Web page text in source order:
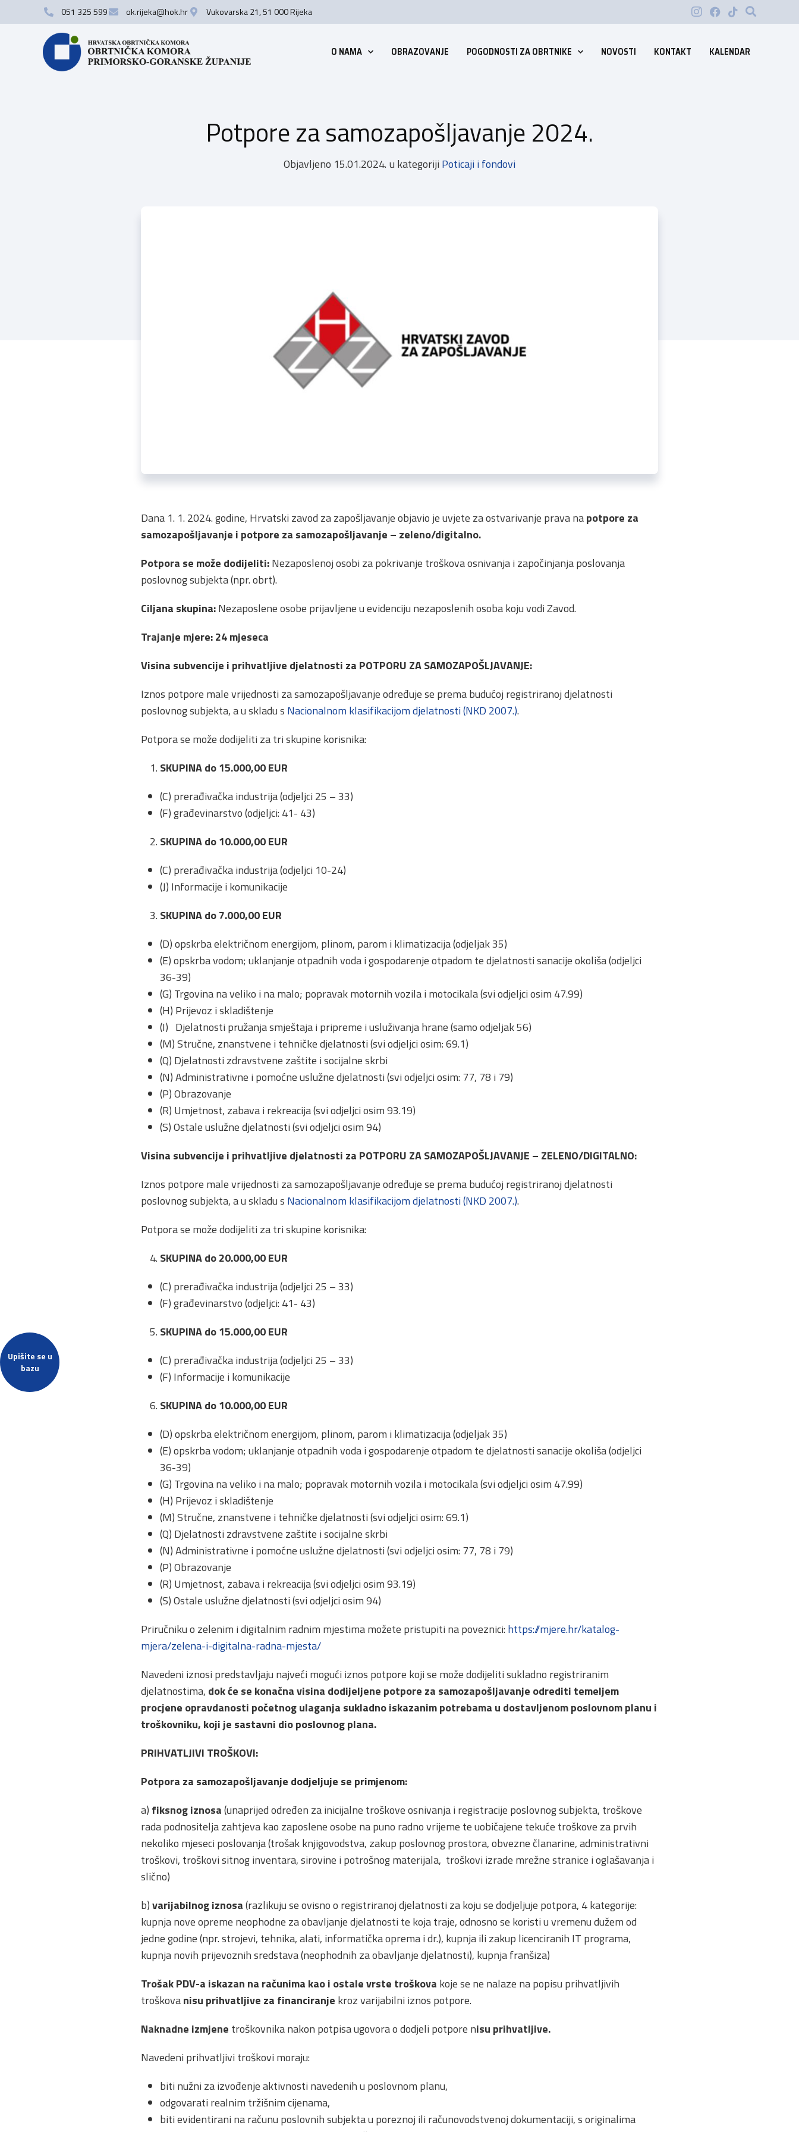
Upišite se u
bazu
051 325 599 ok.rijeka@hok.hr Vukovarska 21, 51 000 Rijeka
O NAMA OBRAZOVANJE POGODNOSTI ZA OBRTNIKE NOVOSTI KONTAKT KALENDAR
Potpore za samozapošljavanje 2024.
Objavljeno 15.01.2024. u kategoriji Poticaji i fondovi
Dana 1. 1. 2024. godine, Hrvatski zavod za zapošljavanje objavio je uvjete za ostvarivanje prava napotpore za
samozapošljavanje i potpore za samozapošljavanje – zeleno/digitalno.
Potpora se može dodijeliti:Nezaposlenoj osobi za pokrivanje troškova osnivanja i započinjanja poslovanja
poslovnog subjekta (npr. obrt).
Ciljana skupina:Nezaposlene osobe prijavljene u evidenciju nezaposlenih osoba koju vodi Zavod.
Trajanje mjere: 24 mjeseca
Visina subvencije i prihvatljive djelatnosti za POTPORU ZA SAMOZAPOŠLJAVANJE:
Iznos potpore male vrijednosti za samozapošljavanje određuje se prema budućoj registriranoj djelatnosti
poslovnog subjekta, a u skladu s Nacionalnom klasifikacijom djelatnosti (NKD 2007.).
Potpora se može dodijeliti za tri skupine korisnika:
SKUPINA do 15.000,00 EUR
(C) prerađivačka industrija (odjeljci 25 – 33)
(F) građevinarstvo (odjeljci: 41- 43)
SKUPINA do 10.000,00 EUR
(C) prerađivačka industrija (odjeljci 10-24)
(J) Informacije i komunikacije
SKUPINA do 7.000,00 EUR
(D) opskrba električnom energijom, plinom, parom i klimatizacija (odjeljak 35)
(E) opskrba vodom; uklanjanje otpadnih voda i gospodarenje otpadom te djelatnosti sanacije okoliša (odjeljci
36-39)
(G) Trgovina na veliko i na malo; popravak motornih vozila i motocikala (svi odjeljci osim 47.99)
(H) Prijevoz i skladištenje
(I) Djelatnosti pružanja smještaja i pripreme i usluživanja hrane (samo odjeljak 56)
(M) Stručne, znanstvene i tehničke djelatnosti (svi odjeljci osim: 69.1)
(Q) Djelatnosti zdravstvene zaštite i socijalne skrbi
(N) Administrativne i pomoćne uslužne djelatnosti (svi odjeljci osim: 77, 78 i 79)
(P) Obrazovanje
(R) Umjetnost, zabava i rekreacija (svi odjeljci osim 93.19)
(S) Ostale uslužne djelatnosti (svi odjeljci osim 94)
Visina subvencije i prihvatljive djelatnosti za POTPORU ZA SAMOZAPOŠLJAVANJE – ZELENO/DIGITALNO:
Iznos potpore male vrijednosti za samozapošljavanje određuje se prema budućoj registriranoj djelatnosti
poslovnog subjekta, a u skladu s Nacionalnom klasifikacijom djelatnosti (NKD 2007.).
Potpora se može dodijeliti za tri skupine korisnika:
SKUPINA do 20.000,00 EUR
(C) prerađivačka industrija (odjeljci 25 – 33)
(F) građevinarstvo (odjeljci: 41- 43)
SKUPINA do 15.000,00 EUR
(C) prerađivačka industrija (odjeljci 25 – 33)
(F) Informacije i komunikacije
SKUPINA do 10.000,00 EUR
(D) opskrba električnom energijom, plinom, parom i klimatizacija (odjeljak 35)
(E) opskrba vodom; uklanjanje otpadnih voda i gospodarenje otpadom te djelatnosti sanacije okoliša (odjeljci
36-39)
(G) Trgovina na veliko i na malo; popravak motornih vozila i motocikala (svi odjeljci osim 47.99)
(H) Prijevoz i skladištenje
(M) Stručne, znanstvene i tehničke djelatnosti (svi odjeljci osim: 69.1)
(Q) Djelatnosti zdravstvene zaštite i socijalne skrbi
(N) Administrativne i pomoćne uslužne djelatnosti (svi odjeljci osim: 77, 78 i 79)
(P) Obrazovanje
(R) Umjetnost, zabava i rekreacija (svi odjeljci osim 93.19)
(S) Ostale uslužne djelatnosti (svi odjeljci osim 94)
Priručniku o zelenim i digitalnim radnim mjestima možete pristupiti na poveznici: https://mjere.hr/katalog-
mjera/zelena-i-digitalna-radna-mjesta/
Navedeni iznosi predstavljaju najveći mogući iznos potpore koji se može dodijeliti sukladno registriranim
djelatnostima, dok će se konačna visina dodijeljene potpore za samozapošljavanje odrediti temeljem
procjene opravdanosti početnog ulaganja sukladno iskazanim potrebama u dostavljenom poslovnom planu i
troškovniku, koji je sastavni dio poslovnog plana.
PRIHVATLJIVI TROŠKOVI:
Potpora za samozapošljavanje dodjeljuje se primjenom:
a) fiksnog iznosa(unaprijed određen za inicijalne troškove osnivanja i registracije poslovnog subjekta, troškove
rada podnositelja zahtjeva kao zaposlene osobe na puno radno vrijeme te uobičajene tekuće troškove za prvih
nekoliko mjeseci poslovanja (trošak knjigovodstva, zakup poslovnog prostora, obvezne članarine, administrativni
troškovi, troškovi sitnog inventara, sirovine i potrošnog materijala, troškovi izrade mrežne stranice i oglašavanja i
slično)
b)varijabilnog iznosa(razlikuju se ovisno o registriranoj djelatnosti za koju se dodjeljuje potpora, 4 kategorije:
kupnja nove opreme neophodne za obavljanje djelatnosti te koja traje, odnosno se koristi u vremenu dužem od
jedne godine (npr. strojevi, tehnika, alati, informatička oprema i dr.), kupnja ili zakup licenciranih IT programa,
kupnja novih prijevoznih sredstava (neophodnih za obavljanje djelatnosti), kupnja franšiza)
Trošak PDV-a iskazan na računima kao i ostale vrste troškova koje se ne nalaze na popisu prihvatljivih
troškovanisu prihvatljive za financiranje kroz varijabilni iznos potpore.
Naknadne izmjene troškovnika nakon potpisa ugovora o dodjeli potpore nisu prihvatljive.
Navedeni prihvatljivi troškovi moraju:
biti nužni za izvođenje aktivnosti navedenih u poslovnom planu,
odgovarati realnim tržišnim cijenama,
biti evidentirani na računu poslovnih subjekta u poreznoj ili računovodstvenoj dokumentaciji, s originalima